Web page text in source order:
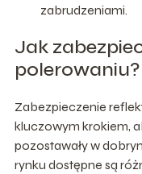
zabrudzeniami.
Jak
polerowaniu?
Zabezpieczenie
kluczowym krokiem,
pozostawały w
rynku dostępne są